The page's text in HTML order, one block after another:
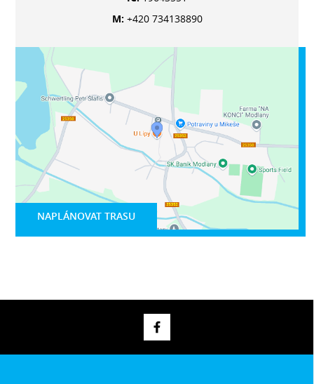
M: +420 734138890
NAPLÁNOVAT TRASU